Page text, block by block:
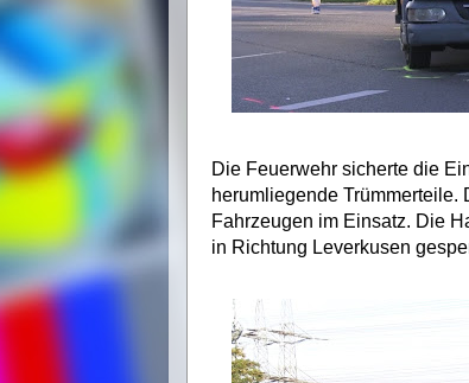
Die Feuerwehr sicherte die
herumliegende Trümmerteile.
Fahrzeugen im Einsatz. Die
in Richtung Leverkusen